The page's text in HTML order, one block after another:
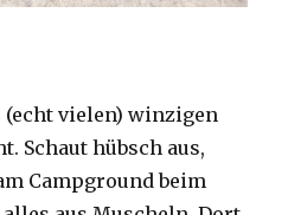
(echt vielen) winzigen
Schaut hübsch aus,
Campground beim